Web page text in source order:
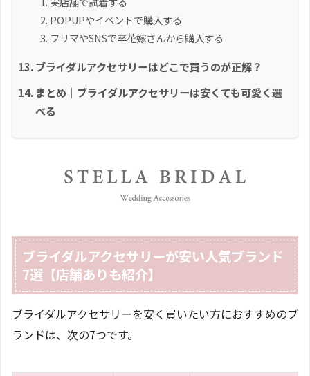
POPUPやイベントで購入する
フリマやSNSで卒花嫁さんから購入する
ブライダルアクセサリーはどこで買うのが正解？
まとめ｜ブライダルアクセサリーは安くても可愛く選
べる
ブライダルアクセサリーが安い人気ブランド
7選【店舗ありも紹介】
ブライダルアクセサリーを安く買いたい方におすすめのブ
ランドは、次の7つです。